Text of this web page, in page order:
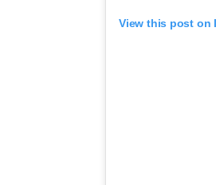
View this post on